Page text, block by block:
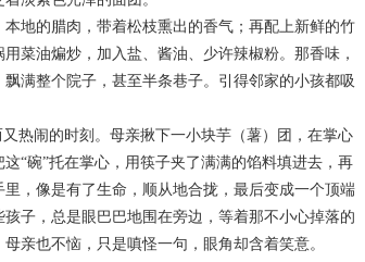
的腊肉，带着松枝熏出的香气；再配上新鲜的竹
菜油煸炒，加入盐、酱油、少许辣椒粉。那香味，
满整个院子，甚至半条巷子。引得邻家的小孩都吸
闹的时刻。母亲揪下一小块芋（薯）团，在掌心
“碗”托在掌心，用筷子夹了满满的馅料填进去，再
，像是有了生命，顺从地合拢，最后变成一个顶端
子，总是眼巴巴地围在旁边，等着那不小心掉落的
亲也不恼，只是嗔怪一句，眼角却含着笑意。